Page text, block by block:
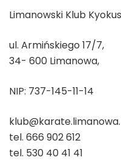
Limanowski Klub
ul. Armińskiego 17/7,
34- 600 Limanowa,
NIP: 737-145-11-14
tel. 666 902 612
tel. 530 40 41 41